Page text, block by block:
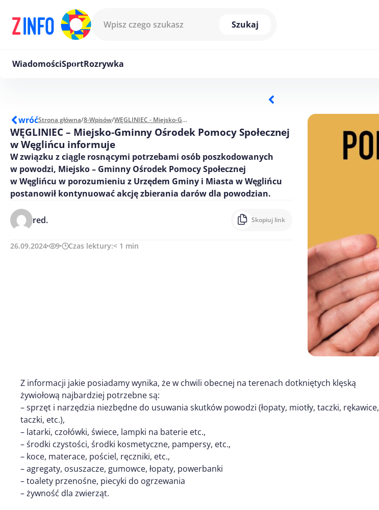
Szukaj
WiadomościSportRozrywka
wróćStrona główna/8-Wpisów/ WĘGLINIEC - Miejsko-Gminny Ośrodek Pomocy Społecznej w Węglińcu informuje
WĘGLINIEC – Miejsko-Gminny Ośrodek Pomocy Społecznej
w Węglińcu informuje
W związku z ciągle rosnącymi potrzebami osób poszkodowanych
w powodzi, Miejsko – Gminny Ośrodek Pomocy Społecznej
w Węglińcu w porozumieniu z Urzędem Gminy i Miasta w Węglińcu
postanowił kontynuować akcję zbierania darów dla powodzian.
red. Skopiuj link
26.09.2024 9 Czas lektury:< 1 min
Z informacji jakie posiadamy wynika, że w chwili obecnej na terenach dotkniętych klęską
żywiołową najbardziej potrzebne są:
– sprzęt i narzędzia niezbędne do usuwania skutków powodzi (łopaty, miotły, taczki, rękawice,
taczki, etc.),
– latarki, czołówki, świece, lampki na baterie etc.,
– środki czystości, środki kosmetyczne, pampersy, etc.,
– koce, materace, pościel, ręczniki, etc.,
– agregaty, osuszacze, gumowce, łopaty, powerbanki
– toalety przenośne, piecyki do ogrzewania
– żywność dla zwierząt.